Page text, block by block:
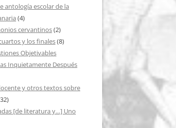
antología escolar de la
(4)
cervantinos(2)
y los finales(8)
Objetivables
Inquietamente Después
y otros textos sobre
[de literatura y…] Uno